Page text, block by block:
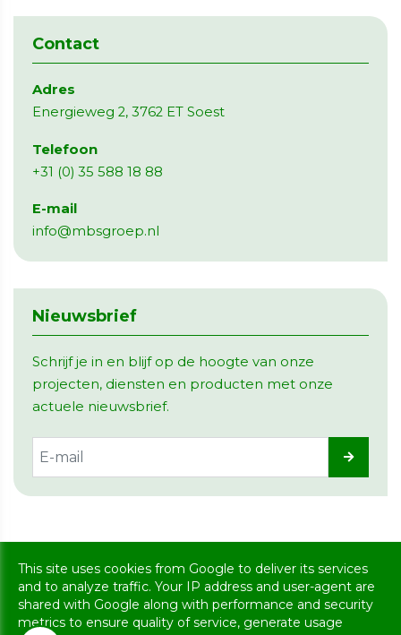
Contact
Adres
Energieweg 2, 3762 ET Soest
Telefoon
+31 (0) 35 588 18 88
E-mail
info@mbsgroep.nl
Nieuwsbrief
Schrijf je in en blijf op de hoogte van onze
projecten, diensten en producten met onze
actuele nieuwsbrief.
Copyright @ 2026 MBS Groep. All rights reserved
Privacy & Cookies|UP-TO-DATE Webdesign
This site uses cookies from Google to deliver its services
and to analyze traffic. Your IP address and user-agent are
shared with Google along with performance and security
metrics to ensure quality of service, generate usage